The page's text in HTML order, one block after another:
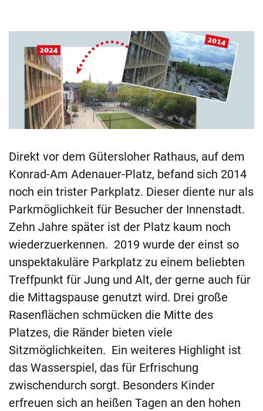
Direkt vor dem Gütersloher Rathaus, auf dem
Konrad-Am Adenauer-Platz, befand sich 2014
noch ein trister Parkplatz. Dieser diente nur als
Parkmöglichkeit für Besucher der Innenstadt.
Zehn Jahre später ist der Platz kaum noch
wiederzuerkennen. 2019 wurde der einst so
unspektakuläre Parkplatz zu einem beliebten
Treffpunkt für Jung und Alt, der gerne auch für
die Mittagspause genutzt wird. Drei große
Rasenflächen schmücken die Mitte des
Platzes, die Ränder bieten viele
Sitzmöglichkeiten. Ein weiteres Highlight ist
das Wasserspiel, das für Erfrischung
zwischendurch sorgt. Besonders Kinder
erfreuen sich an heißen Tagen an den hohen